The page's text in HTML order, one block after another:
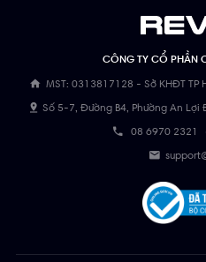
CÔNG TY CỔ PHẦN
MST: 0313817128 - Sở KHĐT
Số 5-7, Đường B4, Phường An Lợi
08 6970 2321